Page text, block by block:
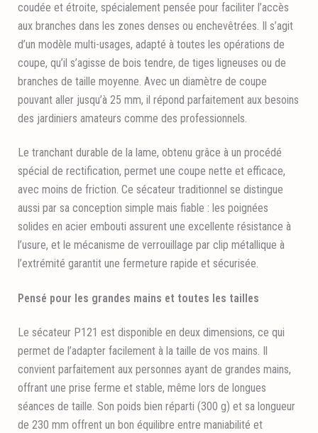
coudée et étroite, spécialement pensée pour faciliter l’accès
aux branches dans les zones denses ou enchevêtrées. Il s’agit
d’un modèle multi-usages, adapté à toutes les opérations de
coupe, qu’il s’agisse de bois tendre, de tiges ligneuses ou de
branches de taille moyenne. Avec un diamètre de coupe
pouvant aller jusqu’à 25 mm, il répond parfaitement aux besoins
des jardiniers amateurs comme des professionnels.
Le tranchant durable de la lame, obtenu grâce à un procédé
spécial de rectification, permet une coupe nette et efficace,
avec moins de friction. Ce sécateur traditionnel se distingue
aussi par sa conception simple mais fiable : les poignées
solides en acier embouti assurent une excellente résistance à
l’usure, et le mécanisme de verrouillage par clip métallique à
l’extrémité garantit une fermeture rapide et sécurisée.
Pensé pour les grandes mains et toutes les tailles
Le sécateur P121 est disponible en deux dimensions, ce qui
permet de l’adapter facilement à la taille de vos mains. Il
convient parfaitement aux personnes ayant de grandes mains,
offrant une prise ferme et stable, même lors de longues
séances de taille. Son poids bien réparti (300 g) et sa longueur
de 230 mm offrent un bon équilibre entre maniabilité et